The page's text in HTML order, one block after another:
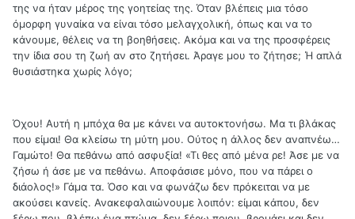
της να ήταν μέρος της γοητείας της. Όταν βλέπεις μια τόσο
όμορφη γυναίκα να είναι τόσο μελαγχολική, όπως και να το
κάνουμε, θέλεις να τη βοηθήσεις. Ακόμα και να της προσφέρεις
την ίδια σου τη ζωή αν στο ζητήσει. Άραγε μου το ζήτησε; Ή απλά
θυσιάστηκα χωρίς λόγο;
Όχου! Αυτή η μπόχα θα με κάνει να αυτοκτονήσω. Μα τι βλάκας
που είμαι! Θα κλείσω τη μύτη μου. Ούτος η άλλος δεν αναπνέω…
Γαμώτο! Θα πεθάνω από ασφυξία! «Τι θες από μένα ρε! Άσε με να
ζήσω ή άσε με να πεθάνω. Αποφάσισε μόνο, που να πάρει ο
διάολος!» Γάμα τα. Όσο και να φωνάζω δεν πρόκειται να με
ακούσει κανείς. Ανακεφαλαιώνουμε λοιπόν: είμαι κάπου, δεν